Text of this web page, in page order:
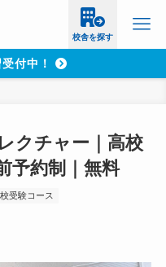
校舎を探す
付中！
クチャー｜高校
予約制｜無料
受験コース